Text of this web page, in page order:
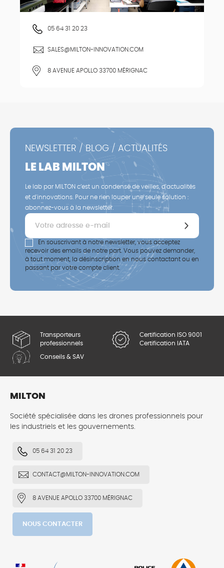
05 64 31 20 23
SALES@MILTON-INNOVATION.COM
8 AVENUE APOLLO 33700 MÉRIGNAC
NEWSLETTER / BLOG / ACTUALITÉS
LE LAB MILTON
Le lab par MILTON c’est un condensé de veilles, d'actualités
et d'innovations. Pour ne rien louper une seule solution :
abonnez-vous à la newsletter.
En souscrivant à notre newsletter, vous acceptez
recevoir des emails de notre part. Vous pouvez demander,
à tout moment, la désinscription en nous contactant ou en
passant par votre compte client.
Transporteurs
professionnels
Certification ISO 9001
Certification IATA
Conseils & SAV
MILTON
Société spécialisée dans les drones professionnels pour
les industriels et les gouvernements.
05 64 31 20 23
CONTACT@MILTON-INNOVATION.COM
8 AVENUE APOLLO 33700 MÉRIGNAC
NOUS CONTACTER